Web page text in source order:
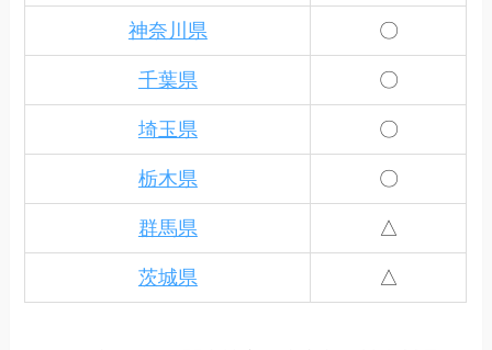
神奈川県 〇
千葉県 〇
埼玉県 〇
栃木県 〇
群馬県 △
茨城県 △